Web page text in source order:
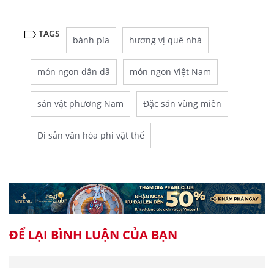
TAGS
bánh pía hương vị quê nhà
món ngon dân dã món ngon Việt Nam
sản vật phương Nam Đặc sản vùng miền
Di sản văn hóa phi vật thể
ĐỂ LẠI BÌNH LUẬN CỦA BẠN